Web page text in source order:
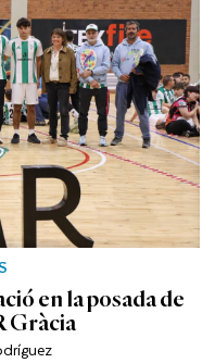
en la posada de
Gràcia